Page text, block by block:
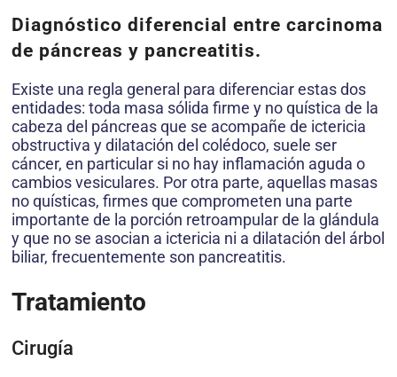
Diagnóstico diferencial entre carcinoma
de páncreas y pancreatitis.
Existe una regla general para diferenciar estas dos
entidades: toda masa sólida firme y no quística de la
cabeza del páncreas que se acompañe de ictericia
obstructiva y dilatación del colédoco, suele ser
cáncer, en particular si no hay inflamación aguda o
cambios vesiculares. Por otra parte, aquellas masas
no quísticas, firmes que comprometen una parte
importante de la porción retroampular de la glándula
y que no se asocian a ictericia ni a dilatación del árbol
biliar, frecuentemente son pancreatitis.
Tratamiento
Cirugía